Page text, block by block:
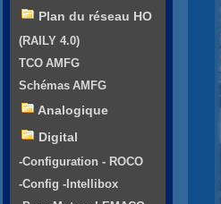
Plan du réseau HO
(RAILY 4.0)
TCO AMFG
Schémas AMFG
Analogique
Digital
-Configuration - ROCO
-Config -Intellibox